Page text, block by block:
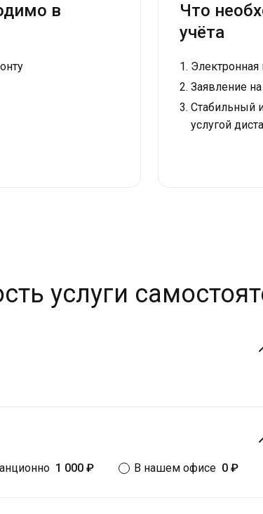
в
Что
учёта
Заявление
Стабильный
услугой
услуги
1 000 ₽ В нашем офисе 0 ₽